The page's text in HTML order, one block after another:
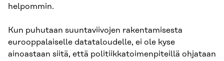
helpommin.
Kun puhutaan suuntaviivojen rakentamisesta
eurooppalaiselle datataloudelle, ei ole kyse
ainoastaan siitä, että politiikkatoimenpiteillä ohjataan